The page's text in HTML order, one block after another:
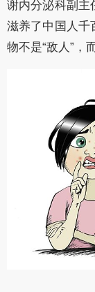
谢内分泌科副主
滋养了中国人千
物不是“敌人”，